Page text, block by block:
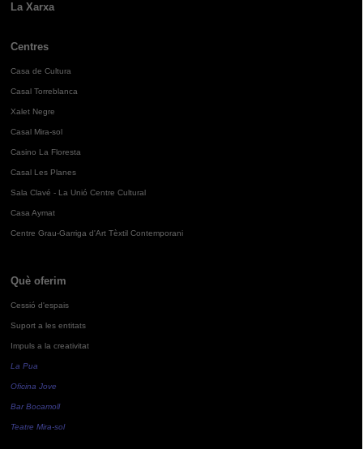
La Xarxa
Centres
Casa de Cultura
Casal Torreblanca
Xalet Negre
Casal Mira-sol
Casino La Floresta
Casal Les Planes
Sala Clavé - La Unió Centre Cultural
Casa Aymat
Centre Grau-Garriga d'Art Tèxtil Contemporani
Què oferim
Cessió d'espais
Suport a les entitats
Impuls a la creativitat
La Pua
Oficina Jove
Bar Bocamoll
Teatre Mira-sol